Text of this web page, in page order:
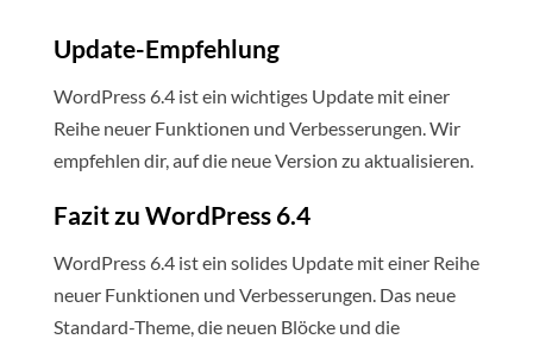
Update-Empfehlung
WordPress 6.4 ist ein wichtiges Update mit einer
Reihe neuer Funktionen und Verbesserungen. Wir
empfehlen dir, auf die neue Version zu aktualisieren.
Fazit zu WordPress 6.4
WordPress 6.4 ist ein solides Update mit einer Reihe
neuer Funktionen und Verbesserungen. Das neue
Standard-Theme, die neuen Blöcke und die